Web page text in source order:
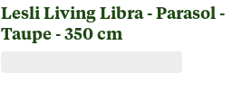
Lesli Living Libra - Parasol -
Taupe - 350 cm